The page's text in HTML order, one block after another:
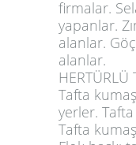
firmalar.
yapanlar.
alanlar.
alanlar.
HERTÜRLÜ
Tafta
yerler.
Tafta